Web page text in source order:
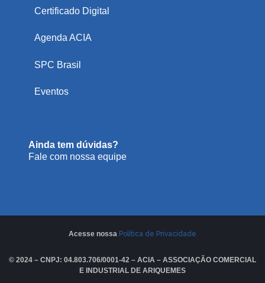
Certificado Digital
Agenda ACIA
SPC Brasil
Eventos
Ainda tem dúvidas?
Fale com nossa equipe
Acesse nossa Política de Privacidade
© 2024 – CNPJ: 04.803.706/0001-42 – ACIA – ASSOCIAÇÃO COMERCIAL
E INDUSTRIAL DE ARIQUEMES